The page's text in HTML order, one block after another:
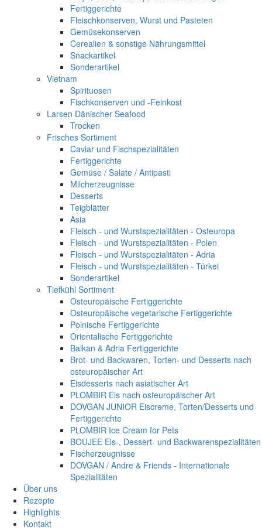
Fertiggerichte
Fleischkonserven, Wurst und Pasteten
Gemüsekonserven
Cerealien & sonstige Nährungsmittel
Snackartikel
Sonderartikel
Vietnam
Spirituosen
Fischkonserven und -Feinkost
Larsen Dänischer Seafood
Trocken
Frisches Sortiment
Caviar und Fischspezialitäten
Fertiggerichte
Gemüse / Salate / Antipasti
Milcherzeugnisse
Desserts
Teigblätter
Asia
Fleisch - und Wurstspezialitäten - Osteuropa
Fleisch - und Wurstspezialitäten - Polen
Fleisch - und Wurstspezialitäten - Adria
Fleisch - und Wurstspezialitäten - Türkei
Sonderartikel
Tiefkühl Sortiment
Osteuropäische Fertiggerichte
Osteuropäische vegetarische Fertiggerichte
Polnische Fertiggerichte
Orientalische Fertiggerichte
Balkan & Adria Fertiggerichte
Brot- und Backwaren, Torten- und Desserts nach
osteuropäischer Art
Eisdesserts nach asiatischer Art
PLOMBIR Eis nach osteuropäischer Art
DOVGAN JUNIOR Eiscreme, Torten/Desserts und
Fertiggerichte
PLOMBIR Ice Cream for Pets
BOUJEE Eis-, Dessert- und Backwarenspezialitäten
Fischerzeugnisse
DOVGAN / Andre & Friends - Internationale
Spezialitäten
Über uns
Rezepte
Highlights
Kontakt